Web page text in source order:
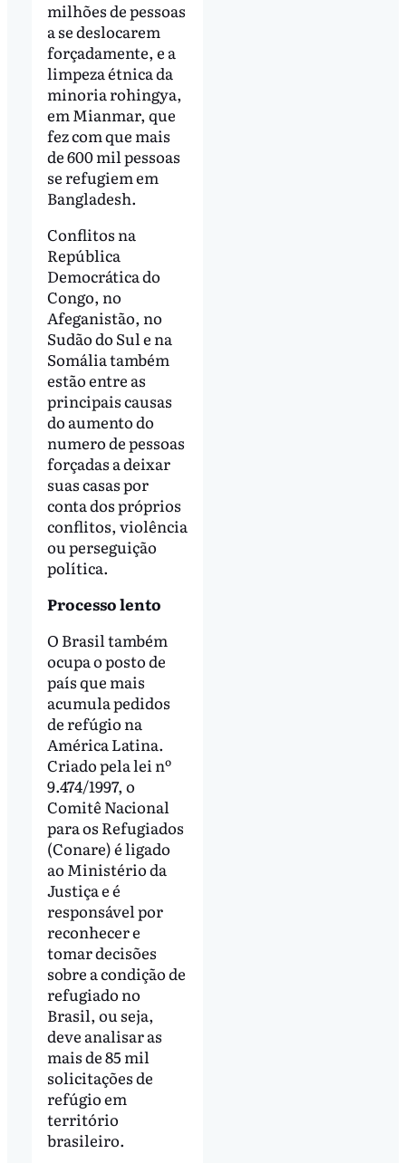
milhões de pessoas
a se deslocarem
forçadamente, e a
limpeza étnica da
minoria rohingya,
em Mianmar, que
fez com que mais
de 600 mil pessoas
se refugiem em
Bangladesh.
Conflitos na
República
Democrática do
Congo, no
Afeganistão, no
Sudão do Sul e na
Somália também
estão entre as
principais causas
do aumento do
numero de pessoas
forçadas a deixar
suas casas por
conta dos próprios
conflitos, violência
ou perseguição
política.
Processo lento
O Brasil também
ocupa o posto de
país que mais
acumula pedidos
de refúgio na
América Latina.
Criado pela lei nº
9.474/1997, o
Comitê Nacional
para os Refugiados
(Conare) é ligado
ao Ministério da
Justiça e é
responsável por
reconhecer e
tomar decisões
sobre a condição de
refugiado no
Brasil, ou seja,
deve analisar as
mais de 85 mil
solicitações de
refúgio em
território
brasileiro.